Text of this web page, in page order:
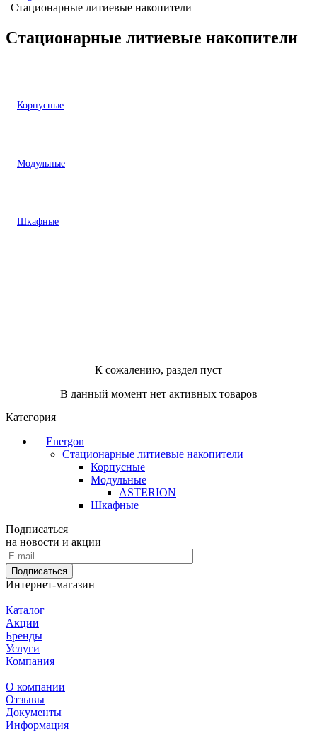
Стационарные литиевые накопители
Стационарные литиевые накопители
Корпусные
Модульные
Шкафные
К сожалению, раздел пуст
В данный момент нет активных товаров
Категория
Energon
Стационарные литиевые накопители
Корпусные
Модульные
ASTERION
Шкафные
Подписаться
на новости и акции
Подписаться
Интернет-магазин
Каталог
Акции
Бренды
Услуги
Компания
О компании
Отзывы
Документы
Информация